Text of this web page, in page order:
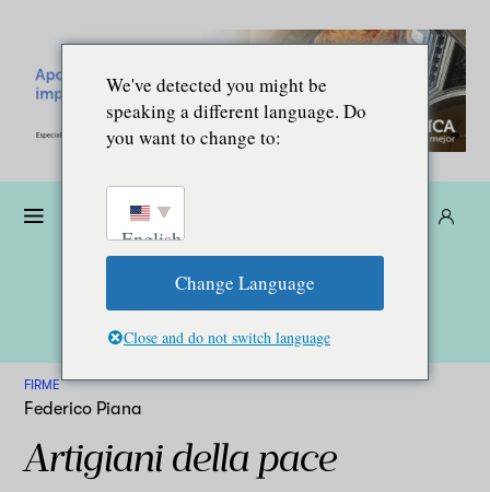
FIRME
Federico Piana
Artigiani della pace
We've detected you might be
speaking a different language. Do
you want to change to:
English
Change Language
Close and do not switch language